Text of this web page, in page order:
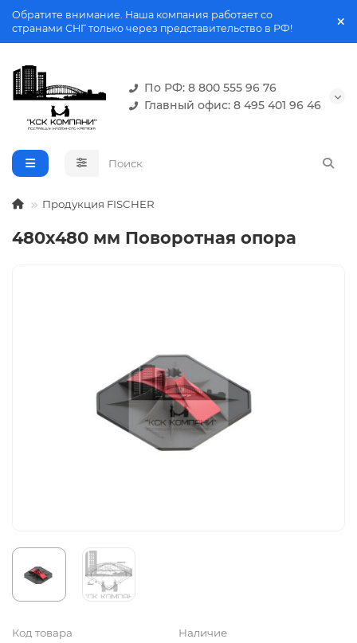
Обратите внимание. Наша компания работает со
странами СНГ только через представительство в РФ!
По РФ: 8 800 555 96 76
Главный офис: 8 495 401 96 46
Продукция FISCHER
480x480 мм Поворотная опора
Код товара Наличие